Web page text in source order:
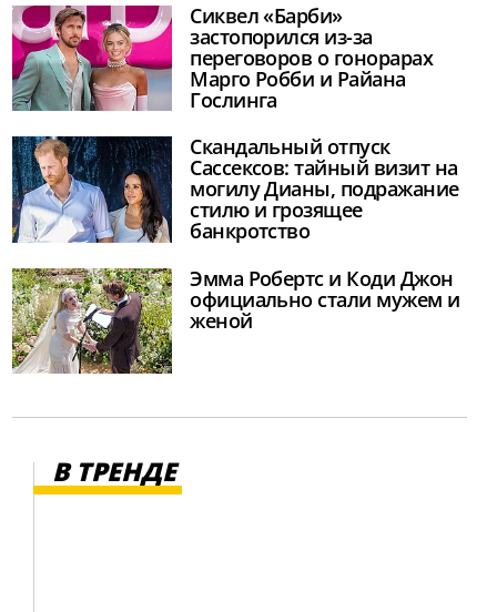
Сиквел «Барби»
застопорился из-за
переговоров о гонорарах
Марго Робби и Райана
Гослинга
Скандальный отпуск
Сассексов: тайный визит на
могилу Дианы, подражание
стилю и грозящее
банкротство
Эмма Робертс и Коди Джон
официально стали мужем и
женой
В ТРЕНДЕ